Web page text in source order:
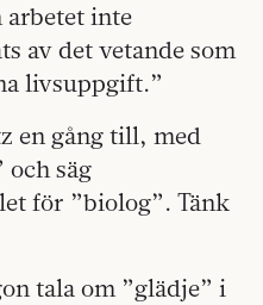
arbetet inte
av det vetande som
livsuppgift.”
en gång till, med
och säg
för ”biolog”. Tänk
tala om ”glädje” i